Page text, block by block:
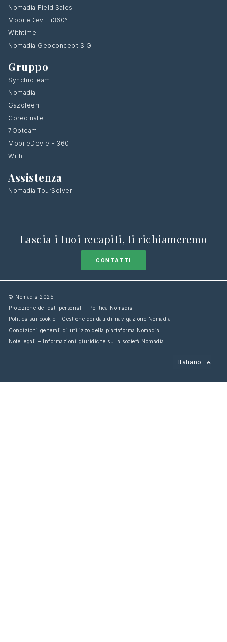
Nomadia Field Sales
MobileDev F.i360°
Withtime
Nomadia Geoconcept SIG
Gruppo
Synchroteam
Nomadia
Gazoleen
Coredinate
7Opteam
MobileDev e Fi360
With
Assistenza
Nomadia TourSolver
Lascia i tuoi recapiti, ti richiameremo
CONTATTI
© Nomadia 2025
Protezione dei dati personali – Politica Nomadia
Politica sui cookie – Gestione dei dati di navigazione Nomadia
Condizioni generali di utilizzo della piattaforma Nomadia
Note legali – Informazioni giuridiche sulla società Nomadia
Italiano
Français
Español